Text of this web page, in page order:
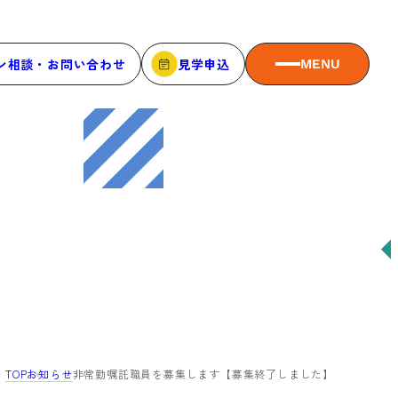
相談・お問い合わせ 見学申込 MENU
MEMBER
メンバーシップ
TOPお知らせ非常勤嘱託職員を募集します【募集終了しました】